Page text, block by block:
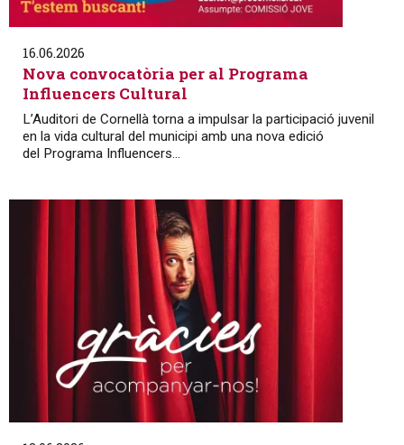
16.06.2026
Nova convocatòria per al Programa
Influencers Cultural
L’Auditori de Cornellà torna a impulsar la participació juvenil
en la vida cultural del municipi amb una nova edició
del Programa Influencers...